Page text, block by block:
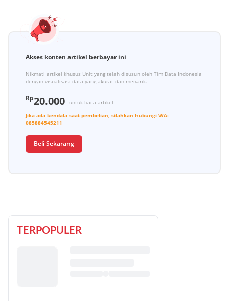
Akses konten artikel berbayar ini
Nikmati artikel khusus Unit yang telah disusun oleh Tim Data Indonesia
dengan visualisasi data yang akurat dan menarik.
Rp20.000
untuk baca artikel
Jika ada kendala saat pembelian, silahkan hubungi WA:
085884545211
Beli Sekarang
TERPOPULER